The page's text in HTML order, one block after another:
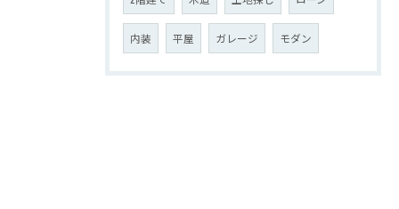
内装 平屋 ガレージ モダン